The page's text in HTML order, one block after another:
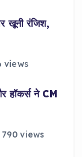
खूनी रंजिश,
views
हॉकर्स ने CM
790 views